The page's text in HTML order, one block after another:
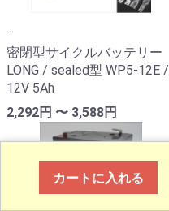
...
密閉型サイクルバッテリー
LONG / sealed型 WP5-12E /
12V 5Ah
2,292円 〜 3,588円
カートに入れる